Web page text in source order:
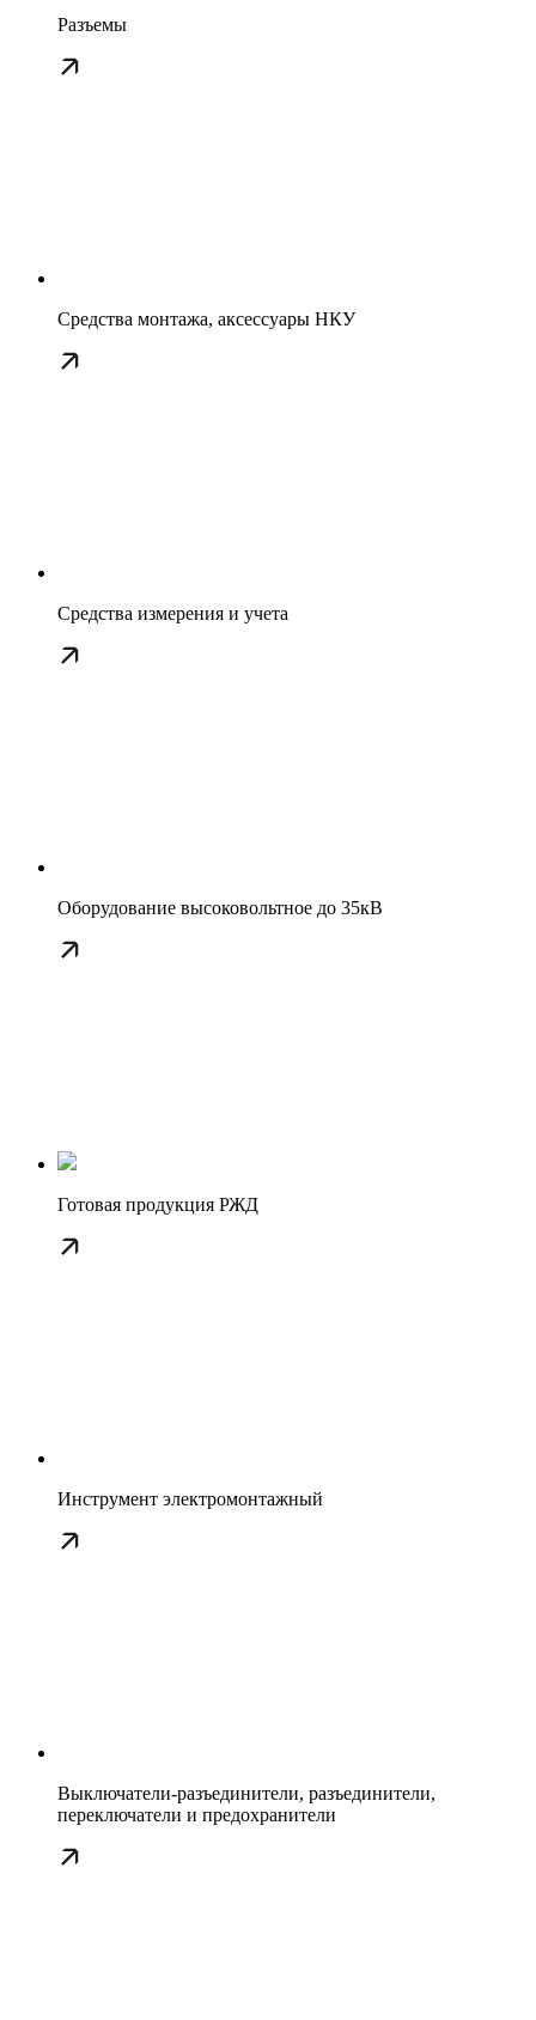
Разъемы
Средства монтажа, аксессуары НКУ
Средства измерения и учета
Оборудование высоковольтное до 35кВ
Готовая продукция РЖД
Инструмент электромонтажный
Выключатели-разъединители, разъединители,
переключатели и предохранители